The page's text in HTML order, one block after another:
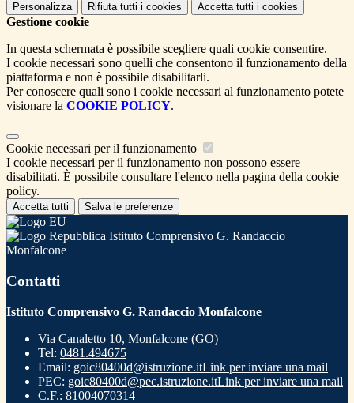
Personalizza Rifiuta tutti i cookies Accetta tutti i cookies
Gestione cookie
In questa schermata è possibile scegliere quali cookie consentire.
I cookie necessari sono quelli che consentono il funzionamento della
piattaforma e non è possibile disabilitarli.
Per conoscere quali sono i cookie necessari al funzionamento potete
visionare la COOKIE POLICY.
Cookie necessari per il funzionamento
I cookie necessari per il funzionamento non possono essere
disabilitati. È possibile consultare l'elenco nella pagina della cookie
policy.
Accetta tutti Salva le preferenze
Istituto Comprensivo G. Randaccio
Monfalcone
Contatti
Istituto Comprensivo G. Randaccio Monfalcone
Via Canaletto 10, Monfalcone (GO)
Tel: 0481.494675
Email: goic80400d@istruzione.itLink per inviare una mail
PEC: goic80400d@pec.istruzione.itLink per inviare una mail
C.F.: 81004070314